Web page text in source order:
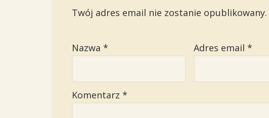
Twój adres email nie zostanie opublikowany.
Nazwa * Adres email*
Komentarz *